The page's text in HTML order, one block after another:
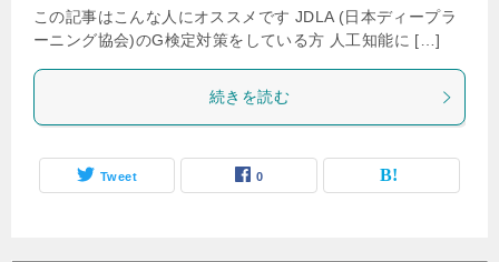
この記事はこんな人にオススメです JDLA (日本ディープラ
ーニング協会)のG検定対策をしている方 人工知能に […]
続きを読む
Tweet 0